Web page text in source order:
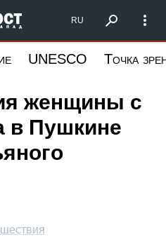
Северо-Запад
RU
UNESCO Точка
женщины с
в Пушкине